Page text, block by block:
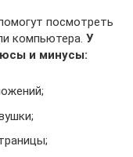
посмотреть
компьютера. У
и минусы: